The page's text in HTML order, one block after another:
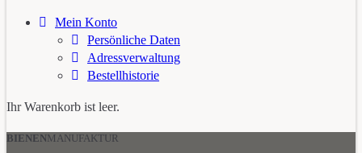
Mein Konto
Persönliche Daten
Adressverwaltung
Bestellhistorie
Ihr Warenkorb ist leer.
BIENENMANUFAKTUR